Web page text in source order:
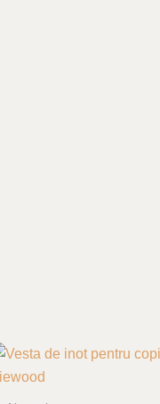
Original
price
price